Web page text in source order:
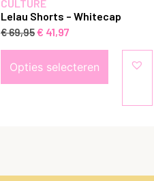
CULTURE
Lelau Shorts – Whitecap
€69,95€ 41,97
Opties selecteren